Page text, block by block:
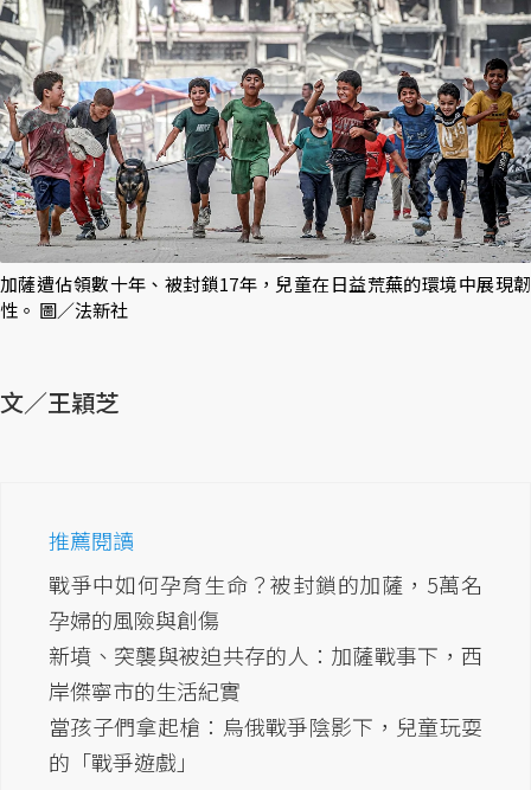
加薩遭佔領數十年、被封鎖17年，兒童在日益荒蕪的環境中展現韌
性。 圖／法新社
文／王穎芝
推薦閱讀
戰爭中如何孕育生命？被封鎖的加薩，5萬名
孕婦的風險與創傷
新墳、突襲與被迫共存的人：加薩戰事下，西
岸傑寧市的生活紀實
當孩子們拿起槍：烏俄戰爭陰影下，兒童玩耍
的「戰爭遊戲」